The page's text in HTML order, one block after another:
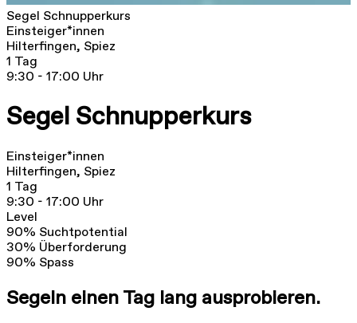
Segel Schnupperkurs
Einsteiger*innen
Hilterfingen, Spiez
1 Tag
9:30 - 17:00 Uhr
Segel Schnupperkurs
Einsteiger*innen
Hilterfingen, Spiez
1 Tag
9:30 - 17:00 Uhr
Level
90% Suchtpotential
30% Überforderung
90% Spass
Segeln einen Tag lang ausprobieren.